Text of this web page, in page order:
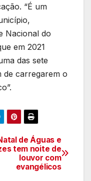
“É um
Nacional do
em 2021
das sete
de carregarem o
de Águas e
tem noite de
louvor com
evangélicos